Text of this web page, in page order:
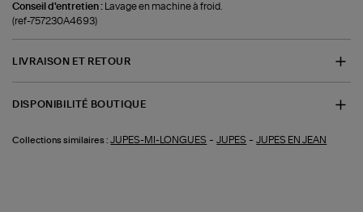
Conseil d'entretien :
Lavage en machine à froid.
(ref-757230A4693)
LIVRAISON ET RETOUR
DISPONIBILITÉ BOUTIQUE
Collections similaires : JUPES-MI-LONGUES -JUPES -JUPES EN JEAN